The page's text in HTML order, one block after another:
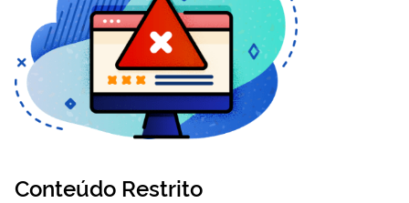
Conteúdo Restrito